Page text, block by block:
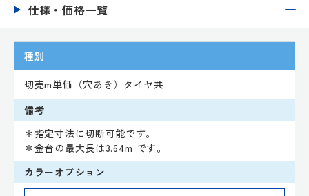
仕様・価格一覧
種別
切売m単価（穴あき）タイヤ共
備考
＊指定寸法に切断可能です。
＊金台の最大長は3.64m です。
カラーオプション